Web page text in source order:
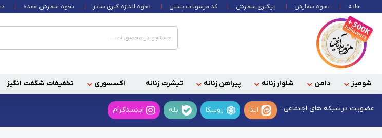
خانه نحوه سفارش پیگیری سفارش کد مرسولات پستی نحوه اندازه گیری سایز نحوه سفارش عمده
شومیز دامن شلوار زنانه پیراهن زنانه تیشرت زنانه اکسسوری تخفیفات شگفت انگیز
عضویت درشبکه های اجتماعی: ایتا روبیکا بله اینستاگرام